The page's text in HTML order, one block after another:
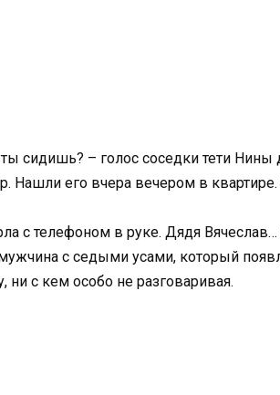
сидишь? – голос соседки тети
Нашли его вчера вечером в квартире.
с телефоном в руке. Дядя
с седыми усами, который
ни с кем особо не разговаривая.